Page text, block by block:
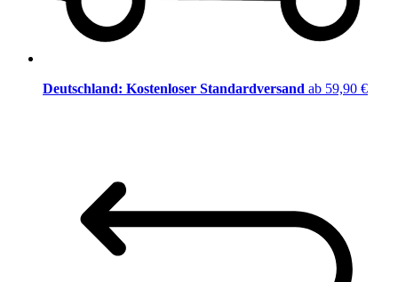
Deutschland: Kostenloser Standardversand ab 59,90 €